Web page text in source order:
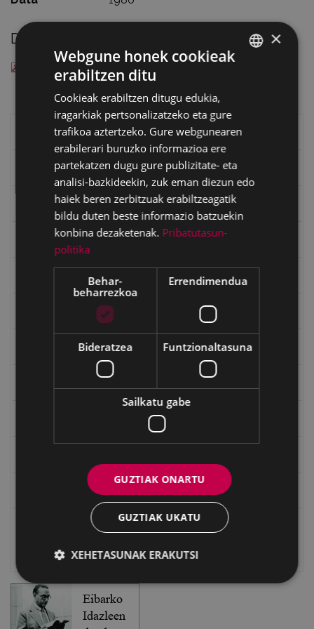
Deskargatu
— PDF document, 140 KB (143640 bytes)
Eibarko liburuak
eta kitto
"Eibar" rebista sarean
Goi Argi aldizkaria
Kultura egitaraua
"Gure Herria" aldizkaria
Eibarko Fonoteka
Eibarko Idazlanen Datu-basea
Bilatzailea
×
Webgune honek cookieak
erabiltzen ditu
Cookieak erabiltzen ditugu edukia,
iragarkiak pertsonalizatzeko eta gure
trafikoa aztertzeko. Gure webgunearen
erabilerari buruzko informazioa ere
partekatzen dugu gure publizitate- eta
analisi-bazkideekin, zuk eman diezun edo
haiek beren zerbitzuak erabiltzeagatik
bildu duten beste informazio batzuekin
konbina dezaketenak. Pribatutasun-
politika
Behar-
beharrezkoa
Errendimendua
Bideratzea Funtzionaltasuna
Sailkatu gabe
GUZTIAK ONARTU
GUZTIAK UKATU
XEHETASUNAK ERAKUTSI